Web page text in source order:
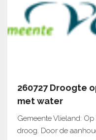
260727 Droogte
met water
Gemeente Vlieland:
droog. Door de